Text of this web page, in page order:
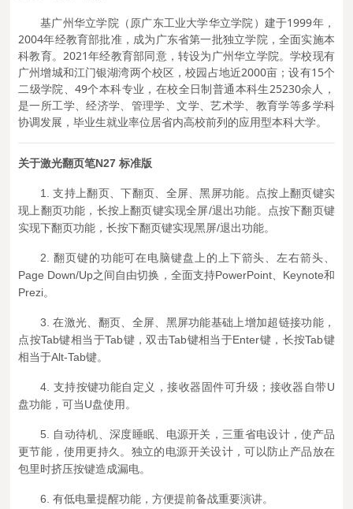
基广州华立学院（原广东工业大学华立学院）建于1999年，
2004年经教育部批准，成为广东省第一批独立学院，全面实施本
科教育。2021年经教育部同意，转设为广州华立学院。学校现有
广州增城和江门银湖湾两个校区，校园占地近2000亩；设有15个
二级学院、49个本科专业，在校全日制普通本科生25230余人，
是一所工学、经济学、管理学、文学、艺术学、教育学等多学科
协调发展，毕业生就业率位居省内高校前列的应用型本科大学。
关于激光翻页笔N27 标准版
1. 支持上翻页、下翻页、全屏、黑屏功能。点按上翻页键实
现上翻页功能，长按上翻页键实现全屏/退出功能。点按下翻页键
实现下翻页功能，长按下翻页键实现黑屏/退出功能。
2. 翻页键的功能可在电脑键盘上的上下箭头、左右箭头、
Page Down/Up之间自由切换，全面支持PowerPoint、Keynote和
Prezi。
3. 在激光、翻页、全屏、黑屏功能基础上增加超链接功能，
点按Tab键相当于Tab键，双击Tab键相当于Enter键，长按Tab键
相当于Alt-Tab键。
4. 支持按键功能自定义，接收器固件可升级；接收器自带U
盘功能，可当U盘使用。
5. 自动待机、深度睡眠、电源开关，三重省电设计，使产品
更节能，使用更持久。独立的电源开关设计，可以防止产品放在
包里时挤压按键造成漏电。
6. 有低电量提醒功能，方便提前备战重要演讲。